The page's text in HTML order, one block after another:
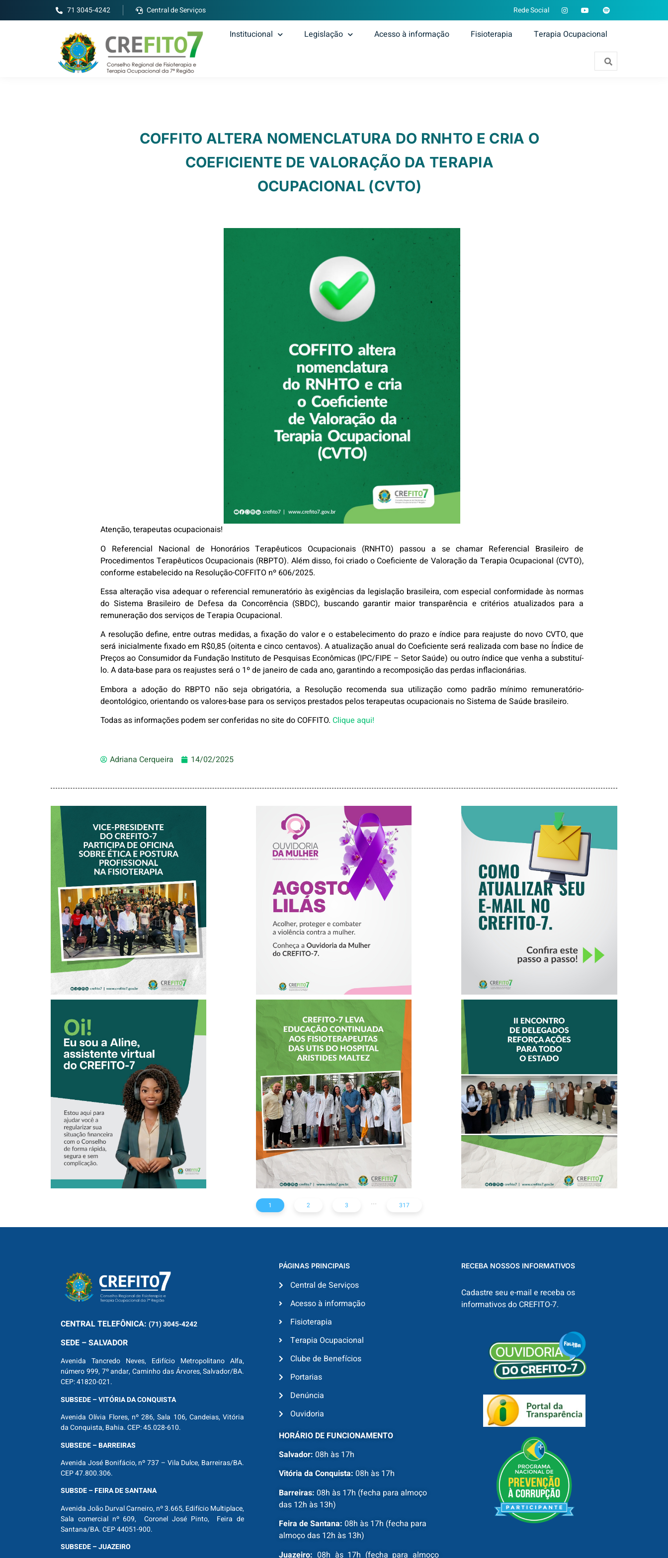
71 3045-4242 Central de Serviços Rede Social
Institucional Legislação Acesso à informação Fisioterapia Terapia Ocupacional
COFFITO ALTERA NOMENCLATURA DO RNHTO E CRIA O
COEFICIENTE DE VALORAÇÃO DA TERAPIA
OCUPACIONAL (CVTO)
Atenção, terapeutas ocupacionais!
O Referencial Nacional de Honorários Terapêuticos Ocupacionais (RNHTO) passou a se chamar Referencial Brasileiro de
Procedimentos Terapêuticos Ocupacionais (RBPTO). Além disso, foi criado o Coeficiente de Valoração da Terapia Ocupacional (CVTO),
conforme estabelecido na Resolução-COFFITO nº 606/2025.
Essa alteração visa adequar o referencial remuneratório às exigências da legislação brasileira, com especial conformidade às normas
do Sistema Brasileiro de Defesa da Concorrência (SBDC), buscando garantir maior transparência e critérios atualizados para a
remuneração dos serviços de Terapia Ocupacional.
A resolução define, entre outras medidas, a fixação do valor e o estabelecimento do prazo e índice para reajuste do novo CVTO, que
será inicialmente fixado em R$0,85 (oitenta e cinco centavos). A atualização anual do Coeficiente será realizada com base no Índice de
Preços ao Consumidor da Fundação Instituto de Pesquisas Econômicas (IPC/FIPE – Setor Saúde) ou outro índice que venha a substituí-
lo. A data-base para os reajustes será o 1º de janeiro de cada ano, garantindo a recomposição das perdas inflacionárias.
Embora a adoção do RBPTO não seja obrigatória, a Resolução recomenda sua utilização como padrão mínimo remuneratório-
deontológico, orientando os valores-base para os serviços prestados pelos terapeutas ocupacionais no Sistema de Saúde brasileiro.
Todas as informações podem ser conferidas no site do COFFITO. Clique aqui!
Adriana Cerqueira 14/02/2025
VICE-PRESIDENTE
DO CREFITO-7
PARTICIPA DE
OFICINA SOBRE
ÉTICA E POSTURA
PROFISSIONAL NA
FISIOTERAPIA
AGOSTO LILÁS –
ACOLHER,
PROTEGER E
COMBATER A
VIOLÊNCIA
CONTRA A
MULHER
COMO ATUALIZAR
SEU E-MAIL NO
CREFITO-7
CONHEÇA A
‘ALINE’,
ASSISTENTE
VIRTUAL DO
CREFITO-7
CREFITO-7 LEVA
EDUCAÇÃO
CONTINUADA AOS
FISIOTERAPEUTAS
DAS UTIs DO
HOSPITAL
ARISTIDES
MALTEZ
II ENCONTRO DE
REFORÇA AÇÕES
PARA TODO O
ESTADO
1 2 3 ... 317
CENTRALTELEFÔNICA: (71) 3045-4242
SEDE – SALVADOR
Avenida Tancredo Neves, Edifício Metropolitano Alfa,
número 999, 7º andar, Caminho das Árvores, Salvador/BA.
CEP: 41820-021.
SUBSEDE – VITÓRIA DA CONQUISTA
Avenida Olívia Flores, nº 286, Sala 106, Candeias, Vitória
da Conquista, Bahia. CEP: 45.028-610.
SUBSEDE – BARREIRAS
Avenida José Bonifácio, nº 737 – Vila Dulce, Barreiras/BA.
CEP 47.800.306.
SUBSDE – FEIRA DE SANTANA
Avenida João Durval Carneiro, nº 3.665, Edifício Multiplace,
Sala comercial nº 609, Coronel José Pinto, Feira de
Santana/BA. CEP 44051-900.
SUBSEDE – JUAZEIRO
PÁGINAS PRINCIPAIS
Central de Serviços
Acesso à informação
Fisioterapia
Terapia Ocupacional
Clube de Benefícios
Portarias
Denúncia
Ouvidoria
HORÁRIO DE FUNCIONAMENTO
Salvador: 08h às 17h
Vitória da Conquista: 08h às 17h
Barreiras: 08h às 17h (fecha para almoço
das 12h às 13h)
Feira de Santana: 08h às 17h (fecha para
almoço das 12h às 13h)
Juazeiro: 08h às 17h (fecha para almoço
RECEBA NOSSOS INFORMATIVOS
Cadastre seu e-mail e receba os
informativos do CREFITO-7.